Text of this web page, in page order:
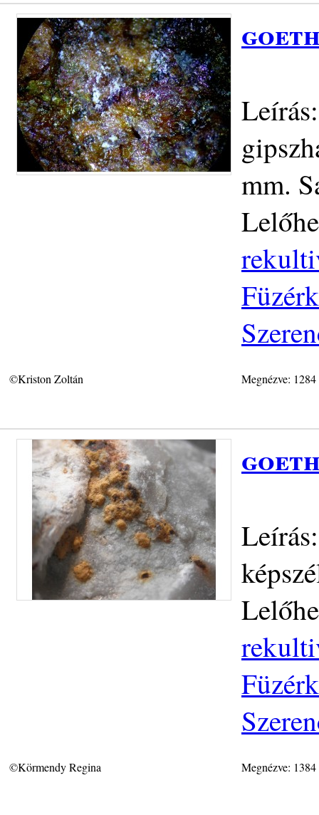
mm.
©Kriston Zoltán Megnézve:
©Körmendy Regina Megnézve: